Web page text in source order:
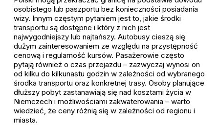
osobistego lub paszportu bez konieczności posiadania
wizy. Innym częstym pytaniem jest to, jakie środki
transportu są dostępne i który z nich jest
najwygodniejszy lub najtańszy. Autobusy cieszą się
dużym zainteresowaniem ze względu na przystępność
cenową i regularność kursów. Pasażerowie często
pytają również o czas przejazdu – zazwyczaj wynosi on
od kilku do kilkunastu godzin w zależności od wybranego
środka transportu oraz konkretnej trasy. Osoby planujące
dłuższy pobyt zastanawiają się nad kosztami życia w
Niemczech i możliwościami zakwaterowania – warto
wiedzieć, że ceny różnią się w zależności od regionu i
miasta.